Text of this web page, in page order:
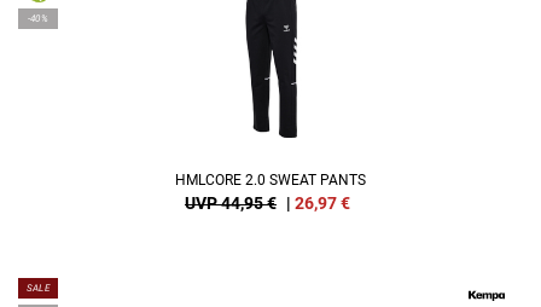
-40%
HMLCORE 2.0 SWEAT PANTS
UVP 44,95 € | 26,97€
SALE